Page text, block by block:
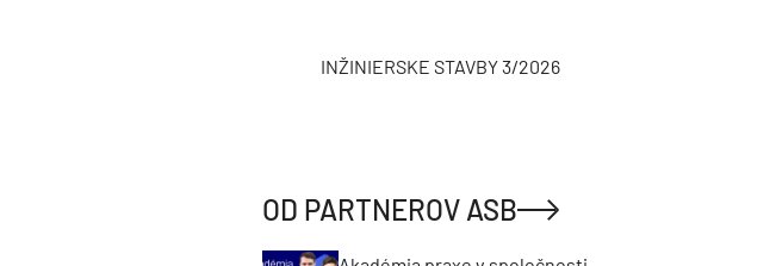
INŽINIERSKE STAVBY 3/2026
OD PARTNEROV ASB